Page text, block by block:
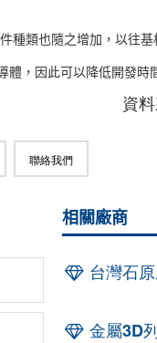
種類也隨之增加，以往
體，因此可以降低開發時
資
聯絡我們
相關廠商
台灣石
金屬3D